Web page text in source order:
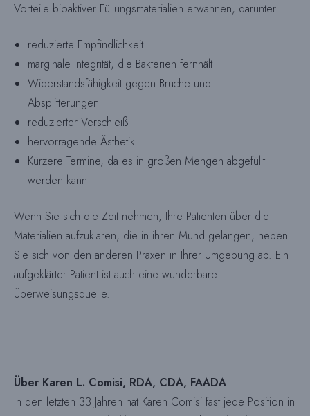
Vorteile bioaktiver Füllungsmaterialien erwähnen, darunter:
reduzierte Empfindlichkeit
marginale Integrität, die Bakterien fernhält
Widerstandsfähigkeit gegen Brüche und
Absplitterungen
reduzierter Verschleiß
hervorragende Ästhetik
Kürzere Termine, da es in großen Mengen abgefüllt
werden kann
Wenn Sie sich die Zeit nehmen, Ihre Patienten über die
Materialien aufzuklären, die in ihren Mund gelangen, heben
Sie sich von den anderen Praxen in Ihrer Umgebung ab. Ein
aufgeklärter Patient ist auch eine wunderbare
Überweisungsquelle.
Über Karen L. Comisi, RDA, CDA, FAADA
In den letzten 33 Jahren hat Karen Comisi fast jede Position in